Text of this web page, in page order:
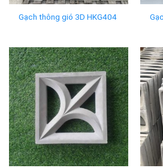
Gạch thông gió 3D HKG404